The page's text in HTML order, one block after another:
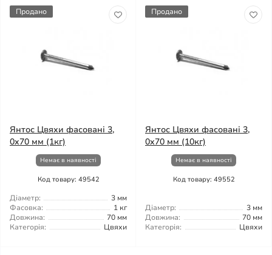
Продано
Янтос Цвяхи фасовані 3,
0x70 мм (1кг)
Немає в наявності
Код товару: 49542
Діаметр:
3 мм
Фасовка:
1 кг
Довжина:
70 мм
Категорія:
Цвяхи
Продано
Янтос Цвяхи фасовані 3,
0x70 мм (10кг)
Немає в наявності
Код товару: 49552
Діаметр:
3 мм
Довжина:
70 мм
Категорія:
Цвяхи